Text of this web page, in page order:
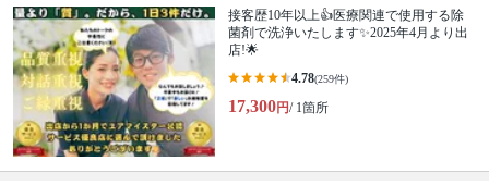
接客歴10年以上👍医療関連で使用する除
菌剤で洗浄いたします✨2025年4月より出
店!🌟
4.78(259件)
17,300円/ 1箇所